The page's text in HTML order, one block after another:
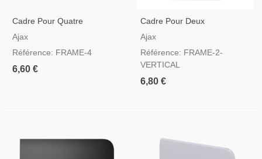
Cadre Pour Quatre
Interrupteurs
Ajax
Référence: FRAME-4
6,60 €
Cadre Pour Deux
Interrupteurs Verticale
Ajax
Référence: FRAME-2-
VERTICAL
6,80 €